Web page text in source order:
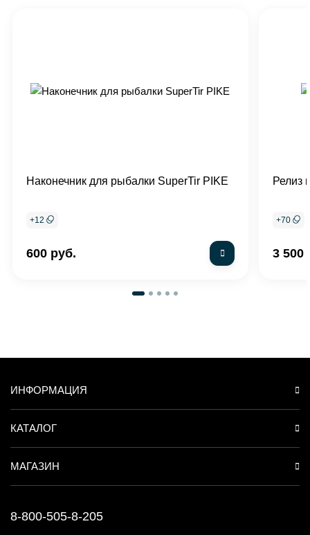
Наконечник для рыбалки SuperTir PIKE
+12
600 руб.
Релиз
+70
3 500
ИНФОРМАЦИЯ
КАТАЛОГ
МАГАЗИН
8-800-505-8-205